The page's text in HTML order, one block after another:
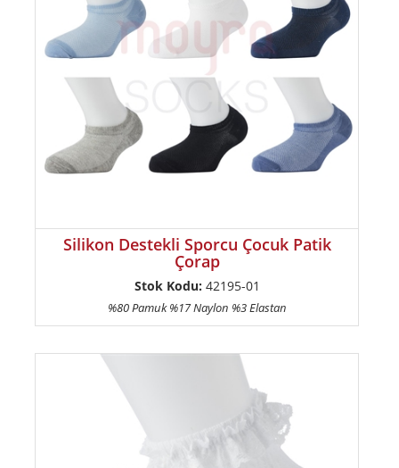
Silikon Destekli Sporcu Çocuk Patik
Çorap
Stok Kodu: 42195-01
%80 Pamuk %17 Naylon %3 Elastan